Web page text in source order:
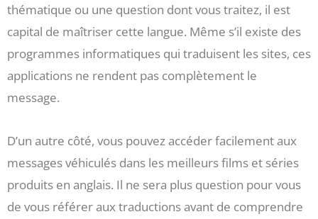
thématique ou une question dont vous traitez, il est
capital de maîtriser cette langue. Même s’il existe des
programmes informatiques qui traduisent les sites, ces
applications ne rendent pas complètement le
message.
D’un autre côté, vous pouvez accéder facilement aux
messages véhiculés dans les meilleurs films et séries
produits en anglais. Il ne sera plus question pour vous
de vous référer aux traductions avant de comprendre